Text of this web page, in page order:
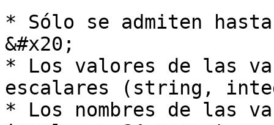
* Sólo se admiten
&#x20;
* Los valores de las
escalares (string,
* Los nombres de las